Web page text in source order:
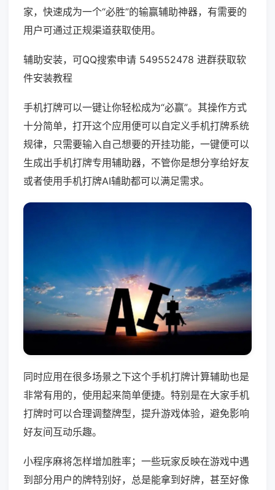
家，快速成为一个“必胜”的输赢辅助神器，有需要的
用户可通过正规渠道获取使用。
辅助安装，可QQ搜索申请 549552478 进群获取软
件安装教程
手机打牌可以一键让你轻松成为“必赢”。其操作方式
十分简单，打开这个应用便可以自定义手机打牌系统
规律，只需要输入自己想要的开挂功能，一键便可以
生成出手机打牌专用辅助器，不管你是想分享给好友
或者使用手机打牌AI辅助都可以满足需求。
同时应用在很多场景之下这个手机打牌计算辅助也是
非常有用的，使用起来简单便捷。特别是在大家手机
打牌时可以合理调整牌型，提升游戏体验，避免影响
好友间互动乐趣。
小程序麻将怎样增加胜率；一些玩家反映在游戏中遇
到部分用户的牌特别好，总是能拿到好牌，甚至好像